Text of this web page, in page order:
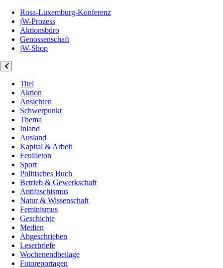
Rosa-Luxemburg-Konferenz
jW-Prozess
Aktionsbüro
Genossenschaft
jW-Shop
Titel
Aktion
Ansichten
Schwerpunkt
Thema
Inland
Ausland
Kapital & Arbeit
Feuilleton
Sport
Politisches Buch
Betrieb & Gewerkschaft
Antifaschismus
Natur & Wissenschaft
Feminismus
Geschichte
Medien
Abgeschrieben
Leserbriefe
Wochenendbeilage
Fotoreportagen